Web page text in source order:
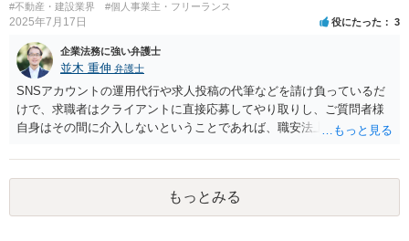
#不動産・建設業界
#個人事業主・フリーランス
2025年7月17日 役にたった 3
企業法務に強い弁護士
並木 重伸 弁護士
SNSアカウントの運用代行や求人投稿の代筆などを請け負っているだ
けで、求職者はクライアントに直接応募してやり取りし、ご質問者様
自身はその間に介入しないということであれば、職安法上の「募集情
られます。 求職者の情報を収集する場合は「特定募集情報等提供事
業」に該当して届出が必要になりますが、ご質問内容を見る限りそれ
にも該当しないと思われます。もっとみる